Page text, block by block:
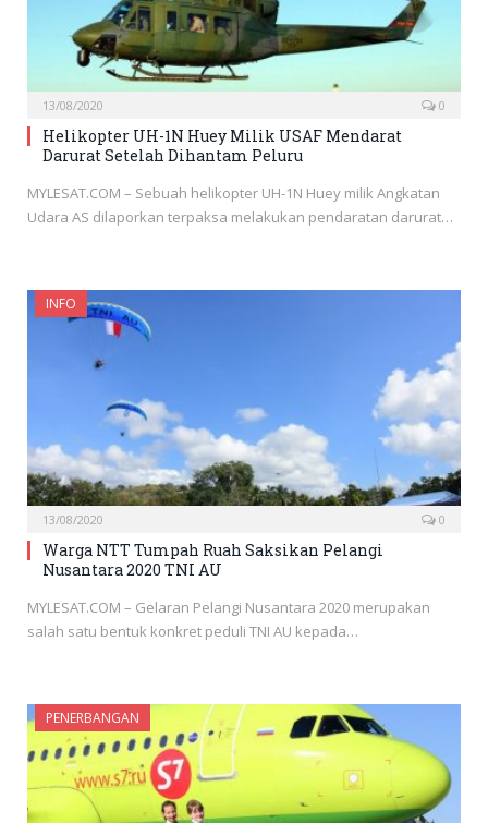
13/08/2020 0
Helikopter UH-1N Huey Milik USAF Mendarat
Darurat Setelah Dihantam Peluru
MYLESAT.COM – Sebuah helikopter UH-1N Huey milik Angkatan
Udara AS dilaporkan terpaksa melakukan pendaratan darurat…
INFO
13/08/2020 0
Warga NTT Tumpah Ruah Saksikan Pelangi
Nusantara 2020 TNI AU
MYLESAT.COM – Gelaran Pelangi Nusantara 2020 merupakan
salah satu bentuk konkret peduli TNI AU kepada…
PENERBANGAN